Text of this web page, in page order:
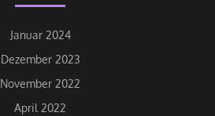
Januar 2024
Dezember 2023
November 2022
April 2022